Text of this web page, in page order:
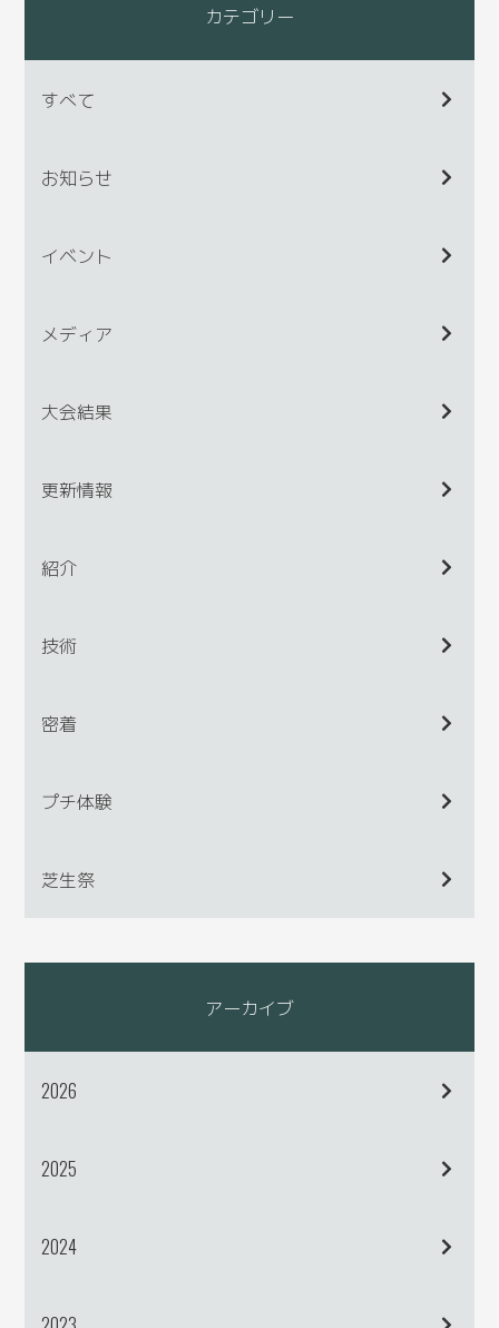
カテゴリー
すべて
お知らせ
イベント
メディア
大会結果
更新情報
紹介
技術
密着
プチ体験
芝生祭
アーカイブ
2026
2025
2024